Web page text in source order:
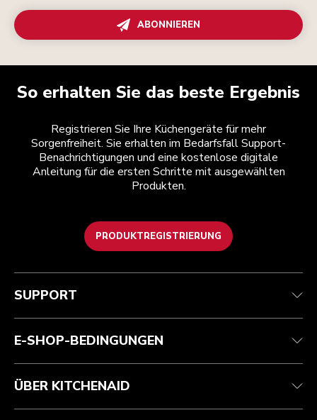
ABONNIEREN
So erhalten Sie das beste Ergebnis
Registrieren Sie Ihre Küchengeräte für mehr
Sorgenfreiheit. Sie erhalten im Bedarfsfall Support-
Benachrichtigungen und eine kostenlose digitale
Anleitung für die ersten Schritte mit ausgewählten
Produkten.
PRODUKTREGISTRIERUNG
Kundenservice
Garantie und Dokumente
Kontaktieren Sie uns.
Teilnahmebedingungen
Rückgaben und Erstattungen
Impressum
ODR
Die Marke
Händlersuche
SUPPORT
E-SHOP-BEDINGUNGEN
ÜBER KITCHENAID